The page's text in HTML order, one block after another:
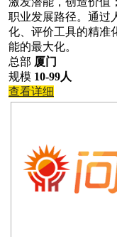
职业发展路径。通过
化、评价工具的精准
能的最大化。
总部 厦门
规模 10-99人
查看详细